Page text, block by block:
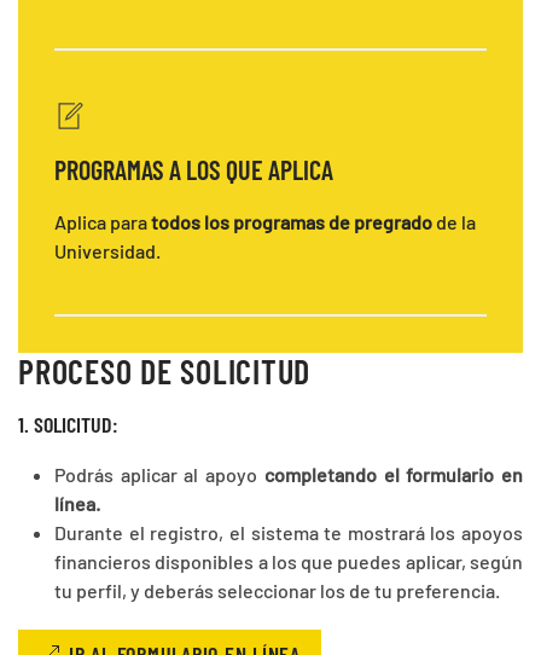
PROGRAMAS A LOS QUE APLICA
Aplica paratodos los programas de pregrado de la
Universidad.
PROCESO DE SOLICITUD
1. SOLICITUD:
Podrás aplicar al apoyo completando el formulario en
línea.
Durante el registro, el sistema te mostrará los apoyos
financieros disponibles a los que puedes aplicar, según
tu perfil, y deberás seleccionar los de tu preferencia.